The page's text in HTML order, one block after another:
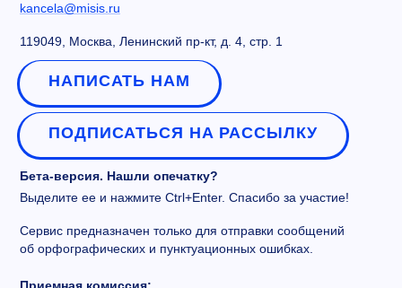
kancela@misis.ru
119049, Москва, Ленинский пр-кт, д. 4, стр. 1
НАПИСАТЬ НАМ
ПОДПИСАТЬСЯ НА РАССЫЛКУ
Бета-версия. Нашли опечатку?
Выделите ее и нажмите Ctrl+Enter. Спасибо за участие!
Сервис предназначен только для отправки сообщений
об орфографических и пунктуационных ошибках.